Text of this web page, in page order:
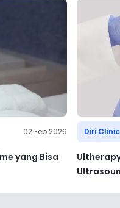
02 Feb 2026
yang Bisa
Diri Clinic